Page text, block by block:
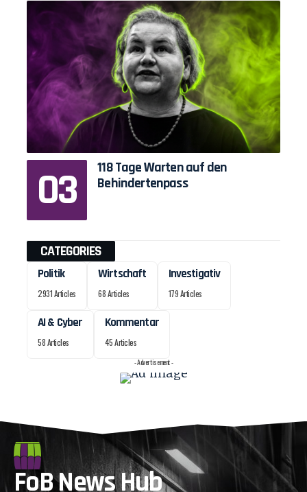
118 Tage Warten auf den
Behindertenpass
CATEGORIES
Politik
2931 Articles
Wirtschaft
68 Articles
Investigativ
179 Articles
AI & Cyber
58 Articles
Kommentar
45 Articles
- Advertisement -
FoB News Hub